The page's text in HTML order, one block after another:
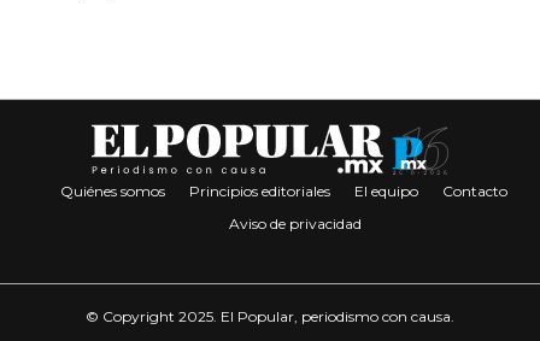
Quiénes somos Principios editoriales El equipo
Contacto
Aviso de privacidad
© Copyright 2025. El Popular, periodismo con causa.